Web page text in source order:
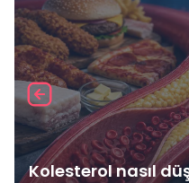
Kolesterol nasıl